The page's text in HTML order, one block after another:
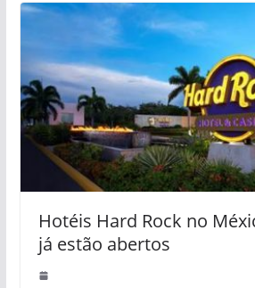
Hotéis Hard Rock no
já estão abertos